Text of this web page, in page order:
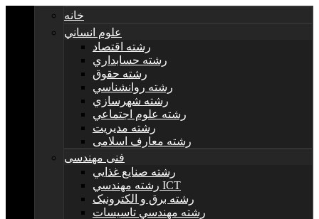
خانه
علوم انساني
رشته اقتصاد
رشته حسابداري
رشته حقوق
رشته روانشناسي
رشته شهرسازي
رشته علوم اجتماعي
رشته مديريت
رشته معارف اسلامی
فنی مهندسی
رشته صنايع غذايي
رشته مهندسي ICT
رشته برق و الکترونيک
رشته مهندسي تاسيسات